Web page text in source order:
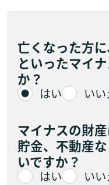
亡くなった方
といったマイ
か？
はい い
マイナスの財
貯金、不動産
いですか？
はい い